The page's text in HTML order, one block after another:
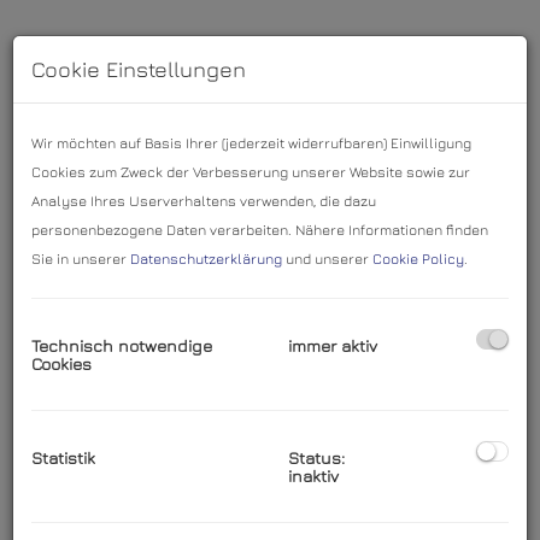
Cookie Einstellungen
Wir möchten auf Basis Ihrer (jederzeit widerrufbaren) Einwilligung
Cookies zum Zweck der Verbesserung unserer Website sowie zur
Analyse Ihres Userverhaltens verwenden, die dazu
personenbezogene Daten verarbeiten. Nähere Informationen finden
Sie in unserer Datenschutzerklärung und unserer Cookie Policy.
Technisch notwendige
Cookies
immer aktiv
Statistik
Status:
inaktiv